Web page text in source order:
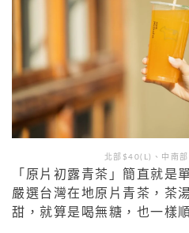
北部$40(L)、中南
「原片初露青茶」簡直就是
嚴選台灣在地原片青茶，茶
甜，就算是喝無糖，也一樣